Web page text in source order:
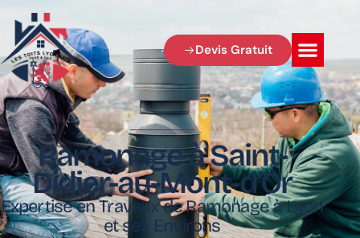
Devis Gratuit
Ramonage à Saint-
Didier-au-Mont-d’Or
Expertise en Travaux de Ramonage à Lyon
et ses Environs